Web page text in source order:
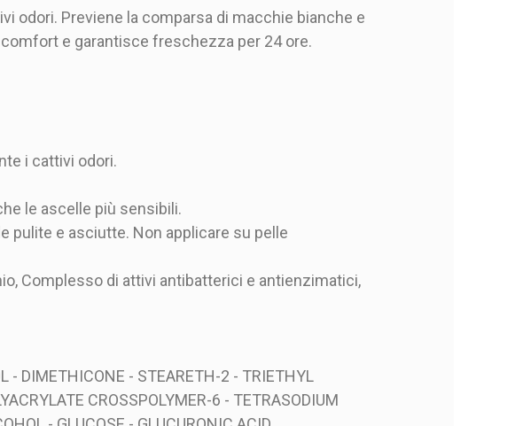
odori. Previene la comparsa di macchie bianche e
e garantisce freschezza per 24 ore.
i cattivi odori.
le ascelle più sensibili.
pulite e asciutte. Non applicare su pelle
Complesso di attivi antibatterici e antienzimatici,
- DIMETHICONE - STEARETH-2 - TRIETHYL
CROSSPOLYMER-6 - TETRASODIUM